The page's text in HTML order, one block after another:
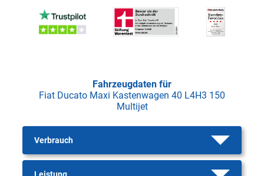
Fahrzeugdaten für
Fiat Ducato Maxi Kastenwagen 40 L4H3 150
Multijet
Verbrauch